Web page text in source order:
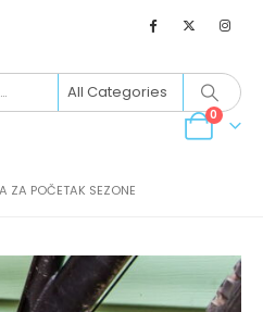
0
ZA POČETAK SEZONE